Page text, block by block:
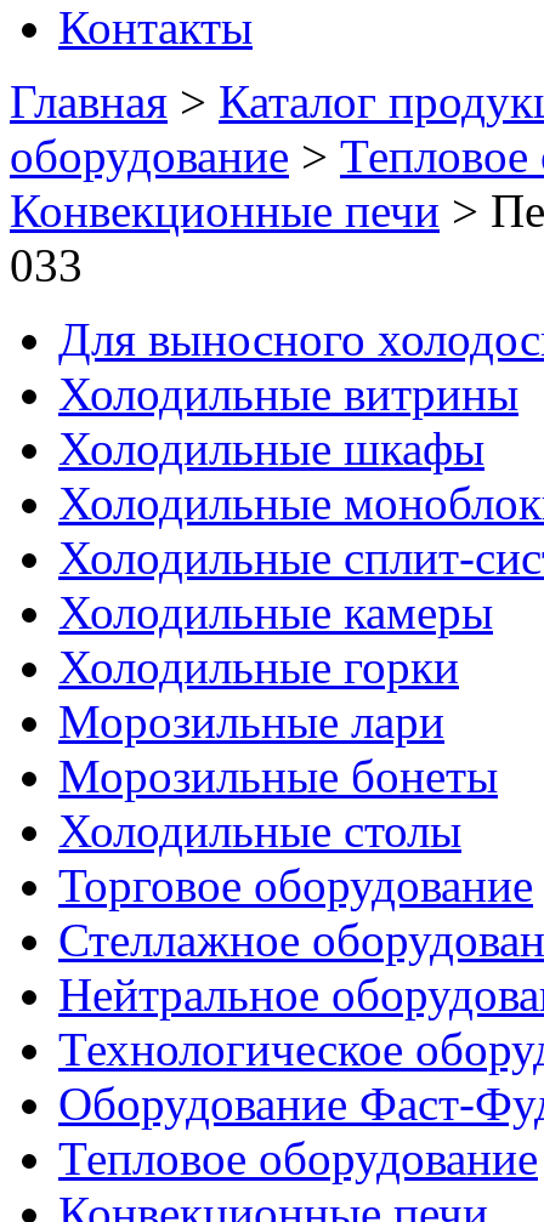
Контакты
Главная > Каталог
оборудование > Тепловое
Конвекционные печи >
033
Для выносного
Холодильные витрины
Холодильные шкафы
Холодильные
Холодильные сплит-
Холодильные камеры
Холодильные горки
Морозильные лари
Морозильные бонеты
Холодильные столы
Торговое оборудование
Стеллажное
Нейтральное
Технологическое
Оборудование Фаст-
Тепловое оборудование